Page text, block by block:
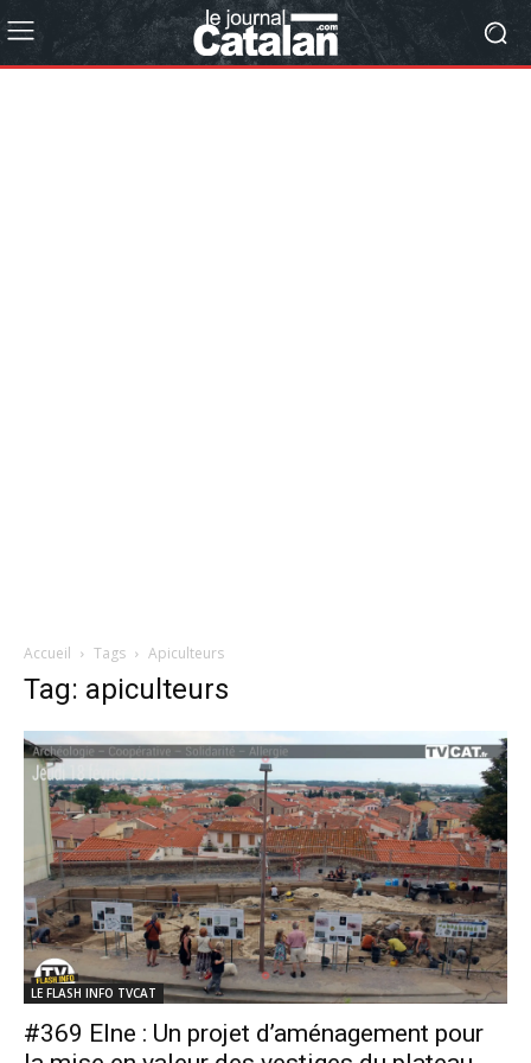
Accueil Tags Apiculteurs
Tag: apiculteurs
LE FLASH INFO TVCAT
#369 Elne : Un projet d’aménagement pour